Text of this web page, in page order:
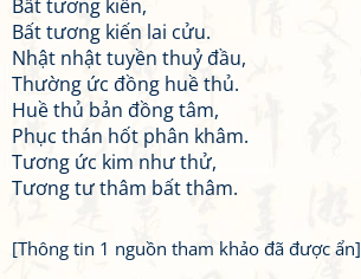
Bất tương kiến,
Bất tương kiến lai cửu.
Nhật nhật tuyền thuỷ đầu,
Thường ức đồng huề thủ.
Huề thủ bản đồng tâm,
Phục thán hốt phân khâm.
Tương ức kim như thử,
Tương tư thâm bất thâm.
[Thông tin 1 nguồn tham khảo đã được ẩn]